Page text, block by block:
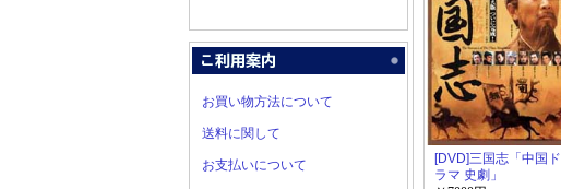
お買い物方法について
送料に関して
お支払いについて
[DVD]三国志「中国ド
ラマ 史劇」